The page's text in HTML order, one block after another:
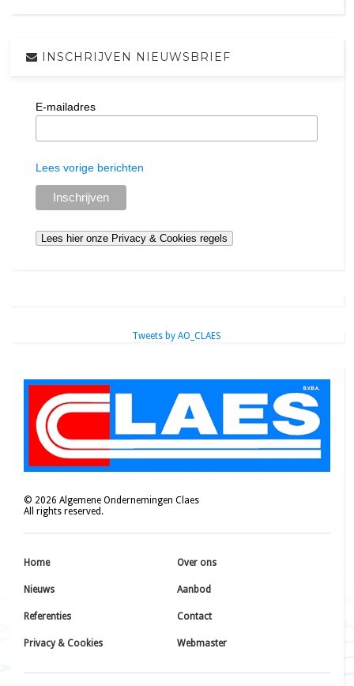
INSCHRIJVEN NIEUWSBRIEF
E-mailadres
Lees vorige berichten
Tweets by AO_CLAES
© 2026 Algemene Ondernemingen Claes
All rights reserved.
Home Over ons
Nieuws Aanbod
Referenties Contact
Privacy & Cookies Webmaster